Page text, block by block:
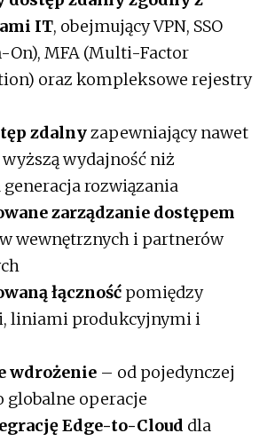
IT, obejmujący VPN, SSO
On), MFA (Multi-Factor
oraz kompleksowe rejestry
zdalnyzapewniający nawet
wydajność niż
rozwiązania
zarządzanie dostępem
wewnętrznych i partnerów
łączność pomiędzy
liniami produkcyjnymi i
wdrożenie – od pojedynczej
globalne operacje
Edge-to-Cloud dla